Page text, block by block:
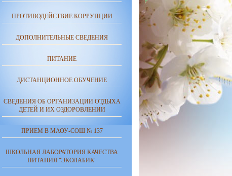
ПРОТИВОДЕЙСТВИЕ КОРРУПЦИИ
ДОПОЛНИТЕЛЬНЫЕ СВЕДЕНИЯ
ПИТАНИЕ
ДИСТАНЦИОННОЕ ОБУЧЕНИЕ
СВЕДЕНИЯ ОБ ОРГАНИЗАЦИИ ОТДЫХА
ДЕТЕЙ И ИХ ОЗДОРОВЛЕНИИ
ПРИЕМ В МАОУ-СОШ № 137
ШКОЛЬНАЯ ЛАБОРАТОРИЯ КАЧЕСТВА
ПИТАНИЯ "ЭКОЛАБИК"